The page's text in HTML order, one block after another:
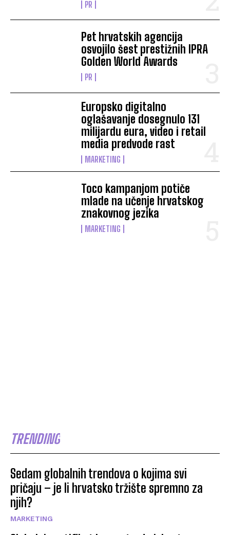
PR
Pet hrvatskih agencija
osvojilo šest prestižnih IPRA
Golden World Awards
PR
Europsko digitalno
oglašavanje dosegnulo 131
milijardu eura, video i retail
media predvode rast
MARKETING
Toco kampanjom potiče
mlade na učenje hrvatskog
znakovnog jezika
MARKETING
TRENDING
Sedam globalnih trendova o kojima svi
pričaju – je li hrvatsko tržište spremno za
njih?
MARKETING